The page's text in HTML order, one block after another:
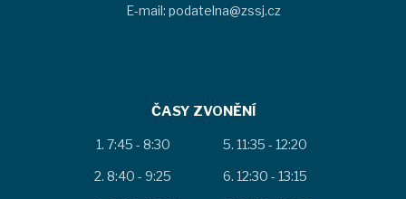
E-mail: podatelna@zssj.cz
ČASY ZVONĚNÍ
7:45 - 8:30
8:40 - 9:25
11:35 - 12:20
12:30 - 13:15